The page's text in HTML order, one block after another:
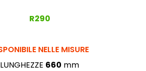
R290
NELLE MISURE
LUNGHEZZE 660 mm